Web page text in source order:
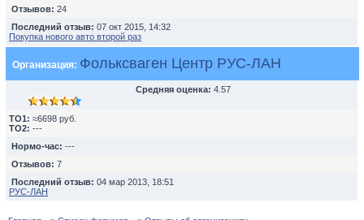
Отзывов: 24
Последний отзыв: 07 окт 2015, 14:32
Покупка нового авто второй раз
Организация: Фольксваген Центр РУС-ЛАН
Средняя оценка: 4.57
TO1: ≈6698 руб.
TO2: ---
Нормо-час: ---
Отзывов: 7
Последний отзыв: 04 мар 2013, 18:51
РУС-ЛАН